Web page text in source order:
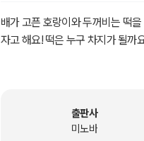
배가 고픈 호랑이와 두꺼비는 떡
자고 해요! 떡은 누구 차지가 될까
출판사
미노바